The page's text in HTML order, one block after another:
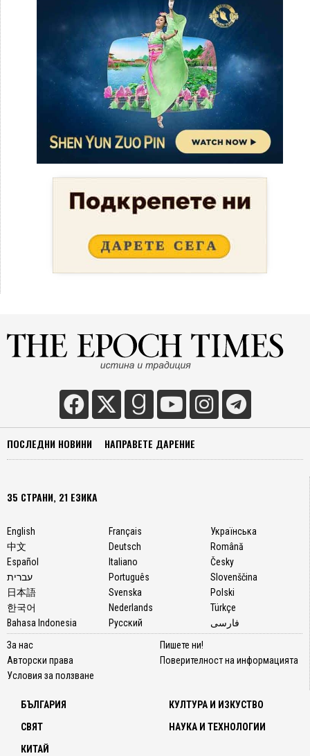
ПОСЛЕДНИ НОВИНИ НАПРАВЕТЕ ДАРЕНИЕ
35 СТРАНИ, 21 ЕЗИКА
English
中文
Español
עברית
日本語
한국어
Bahasa Indonesia
Français
Deutsch
Italiano
Português
Svenska
Nederlands
Русский
Українська
Română
Česky
Slovenščina
Polski
Türkçe
فارسی
За нас
Авторски права
Условия за ползване
Пишете ни!
Поверителност на информацията
БЪЛГАРИЯ
СВЯТ
КИТАЙ
КУЛТУРА И ИЗКУСТВО
НАУКА И ТЕХНОЛОГИИ